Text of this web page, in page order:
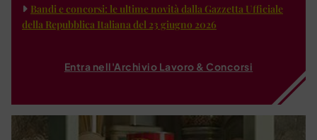
Bandi e concorsi: le ultime novità dalla Gazzetta Ufficiale
della Repubblica Italiana del 23 giugno 2026
Entra nell'Archivio Lavoro & Concorsi